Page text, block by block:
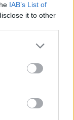
IAB’s List of
it to other
η κηδεία